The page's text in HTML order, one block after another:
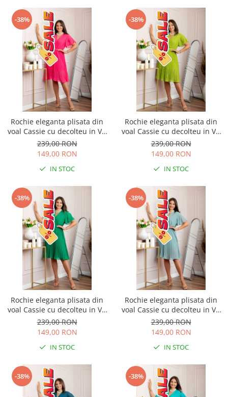
-38%
Rochie eleganta plisata din
voal Cassie cu decolteu in V -
Ciclam
239,00 RON
149,00 RON
IN STOC
-38%
Rochie eleganta plisata din
voal Cassie cu decolteu in V -
Verde lime
239,00 RON
149,00 RON
IN STOC
-38%
Rochie eleganta plisata din
voal Cassie cu decolteu in V -
Verde smarald
239,00 RON
149,00 RON
IN STOC
-38%
Rochie eleganta plisata din
voal Cassie cu decolteu in V -
Bleu
239,00 RON
149,00 RON
IN STOC
-38% -38%